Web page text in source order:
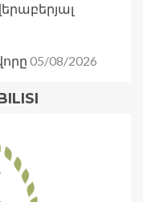
05/08/2026